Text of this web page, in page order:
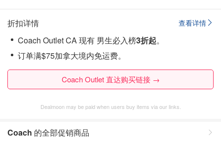
查看详情
折扣详情
Coach Outlet CA 现有 男生必入榜3折起。
订单满$75加拿大境内免运费。
Coach Outlet 直达购买链接 →
Dealmoon may be paid when users buy items via our links.
Coach 的全部促销商品